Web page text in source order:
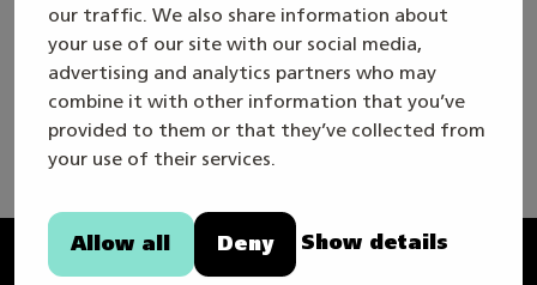
our traffic. We also share information about
your use of our site with our social media,
advertising and analytics partners who may
combine it with other information that you’ve
provided to them or that they’ve collected from
your use of their services.
Allow all Deny Show details
I samarbete med
Taitaja